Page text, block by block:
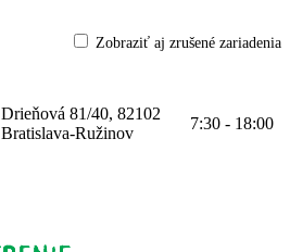
Zobraziť aj zrušené zariadenia
Drieňová 81/40, 82102
Bratislava-Ružinov
7:30 - 18:00